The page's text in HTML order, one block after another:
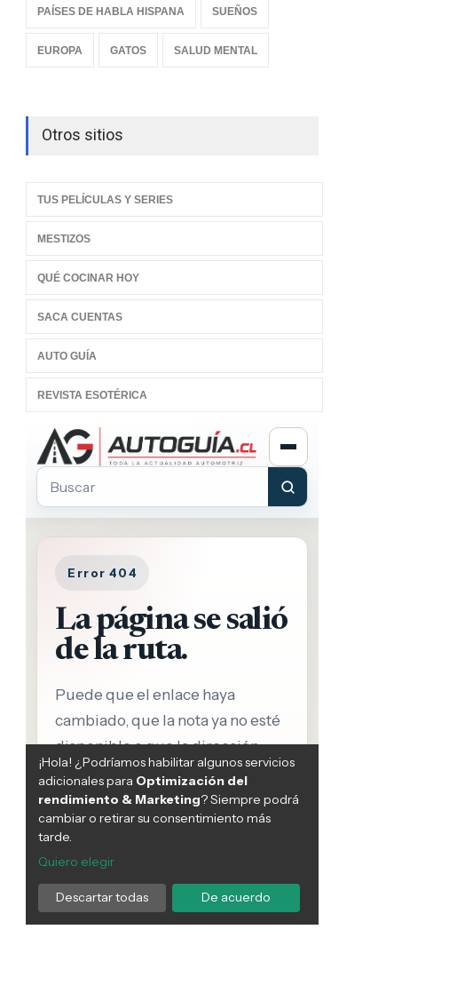
PAÍSES DE HABLA HISPANA SUEÑOS
EUROPA GATOS SALUD MENTAL
Otros sitios
TUS PELÍCULAS Y SERIES
MESTIZOS
QUÉ COCINAR HOY
SACA CUENTAS
AUTO GUÍA
REVISTA ESOTÉRICA